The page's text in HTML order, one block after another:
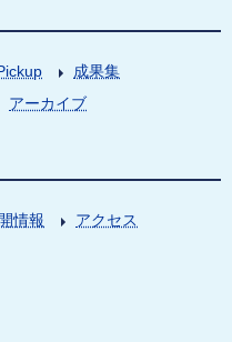
成果集
アーカイブ
情報
アクセス